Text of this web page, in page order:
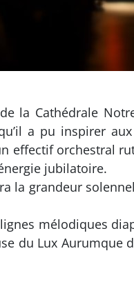
la Cathédrale
a pu inspirer
effectif
jubilatoire.
la grandeur
mélodiques
du Lux Aurumque